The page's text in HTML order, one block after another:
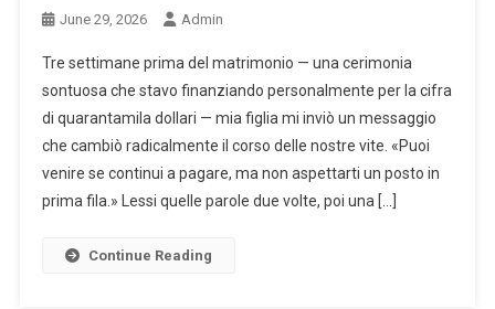
June 29, 2026 Admin
Tre settimane prima del matrimonio — una cerimonia
sontuosa che stavo finanziando personalmente per la cifra
di quarantamila dollari — mia figlia mi inviò un messaggio
che cambiò radicalmente il corso delle nostre vite. «Puoi
venire se continui a pagare, ma non aspettarti un posto in
prima fila.» Lessi quelle parole due volte, poi una […]
Continue Reading